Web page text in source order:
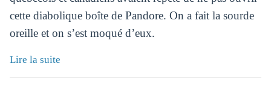
cette diabolique boîte de Pandore. On a fait la sourde
oreille et on s’est moqué d’eux.
Lire la suite